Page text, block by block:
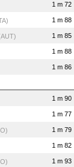
1 m 72
1 m 88
1 m 85
1 m 88
1 m 86
1 m 90
1 m 77
1 m 79
1 m 82
1 m 93